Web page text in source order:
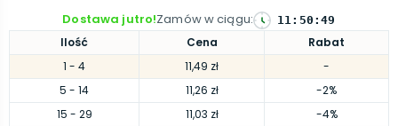
Ilość Cena
Rabat
1 - 4 11,49 zł
-
5 - 14 11,26 zł
-2%
15 - 29 11,03 zł
-4%
Dostawa jutro!Zamów w ciągu: 11: 50 :48